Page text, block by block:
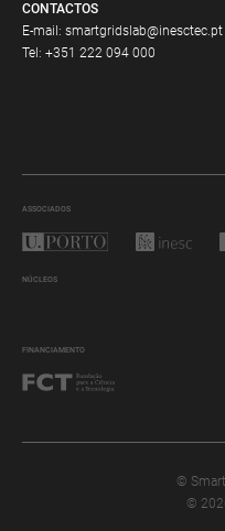
CONTACTOS
E-mail: smartgridslab@inesctec.pt
Tel: +351 222 094 000
ASSOCIADOS
NÚCLEOS
FINANCIAMENTO
©
©